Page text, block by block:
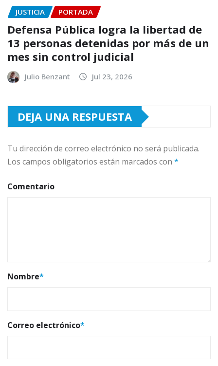
JUSTICIA PORTADA
Defensa Pública logra la libertad de
13 personas detenidas por más de un
mes sin control judicial
Julio Benzant Jul 23, 2026
DEJA UNA RESPUESTA
Tu dirección de correo electrónico no será publicada.
Los campos obligatorios están marcados con *
Comentario
Nombre*
Correo electrónico*